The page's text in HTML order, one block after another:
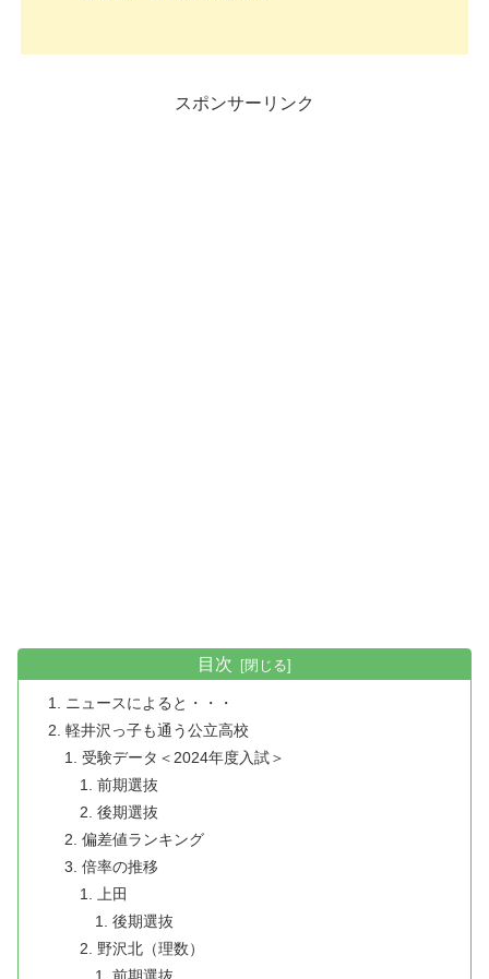
スポンサーリンク
目次
ニュースによると・・・
軽井沢っ子も通う公立高校
受験データ＜2024年度入試＞
前期選抜
後期選抜
偏差値ランキング
倍率の推移
上田
後期選抜
野沢北（理数）
前期選抜